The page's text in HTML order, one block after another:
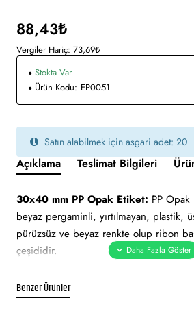
88,43₺
Vergiler Hariç: 73,69₺
Stokta Var
Ürün Kodu: EP0051
Satın alabilmek için asgari adet: 20
Açıklama Teslimat Bilgileri
30x40 mm PP Opak Etiket: PP
beyaz pergaminli, yırtılmayan, plastik,
pürüzsüz ve beyaz renkte olup ribon
çeşididir.
Yapışkan Türleri:
(Kuvvetli yapışkan tutkal), Nonperm (İz
Benzer Ürünler